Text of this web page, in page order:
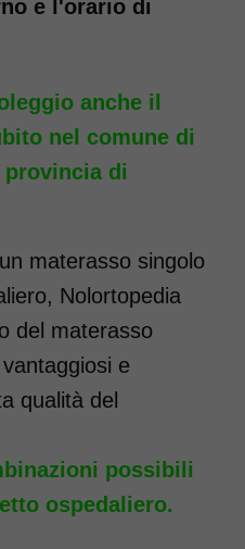
e l'orario di
anche il
nel comune di
provincia di
materasso singolo
Nolortopedia
del materasso
e
qualità del
possibili
ospedaliero.